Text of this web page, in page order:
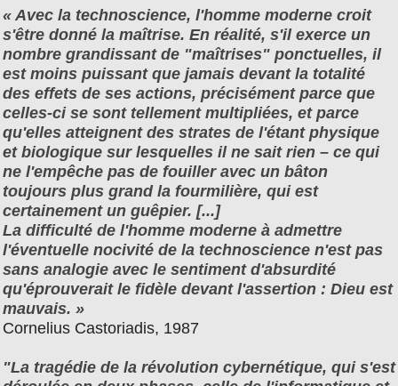
« Avec la technoscience, l'homme moderne croit
s'être donné la maîtrise. En réalité, s'il exerce un
nombre grandissant de "maîtrises" ponctuelles, il
est moins puissant que jamais devant la totalité
des effets de ses actions, précisément parce que
celles-ci se sont tellement multipliées, et parce
qu'elles atteignent des strates de l'étant physique
et biologique sur lesquelles il ne sait rien – ce qui
ne l'empêche pas de fouiller avec un bâton
toujours plus grand la fourmilière, qui est
certainement un guêpier. [...]
La difficulté de l'homme moderne à admettre
l'éventuelle nocivité de la technoscience n'est pas
sans analogie avec le sentiment d'absurdité
qu'éprouverait le fidèle devant l'assertion : Dieu est
mauvais. »
Cornelius Castoriadis, 1987
"La tragédie de la révolution cybernétique, qui s'est